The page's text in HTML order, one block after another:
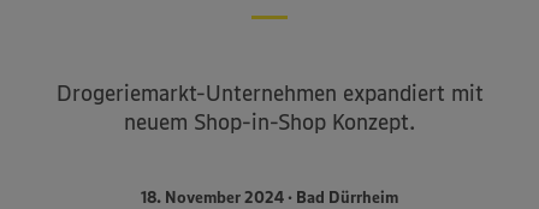
Drogeriemarkt-Unternehmen expandiert mit
neuem Shop-in-Shop Konzept.
18. November 2024 • Bad Dürrheim